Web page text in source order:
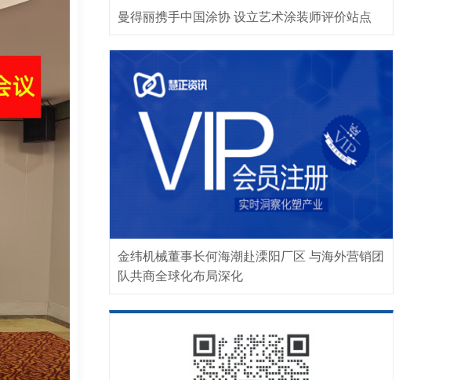
曼得丽携手中国涂协 设立艺术涂装师评价站点
金纬机械董事长何海潮赴溧阳厂区 与海外营销团
队共商全球化布局深化